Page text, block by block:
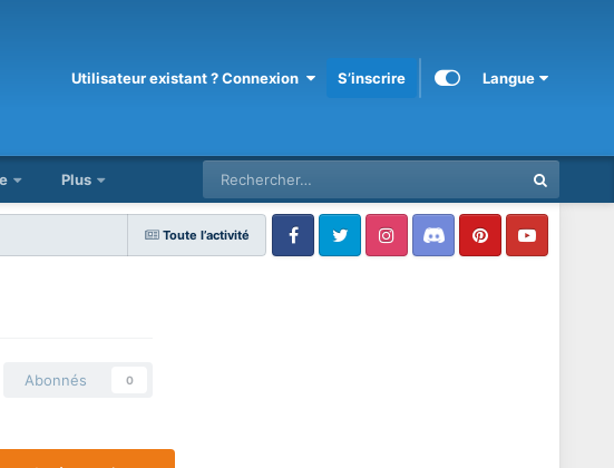
Utilisateur existant ? Connexion S’inscrire Langue
Plus
Toute l’activité
Abonnés 0